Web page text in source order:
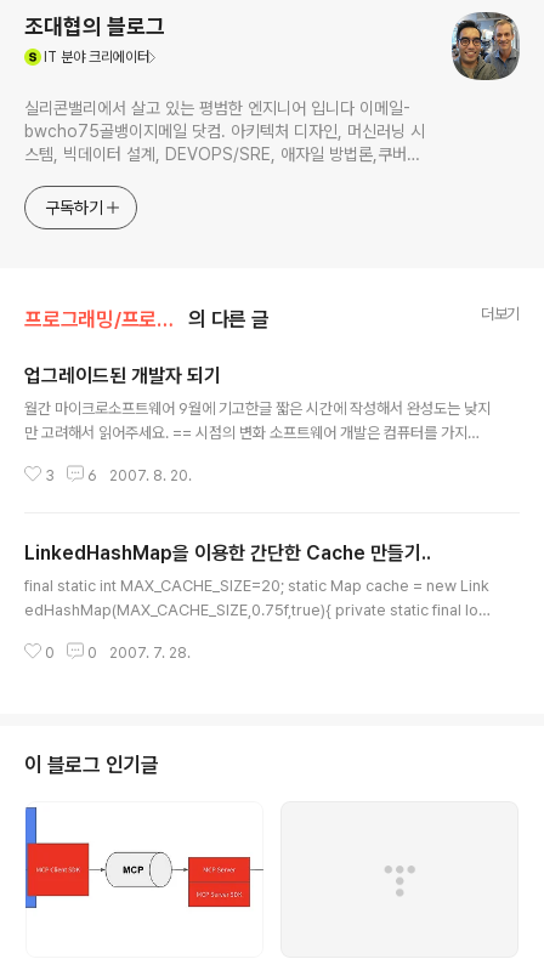
조대협의 블로그
IT 분야 크리에이터
실리콘밸리에서 살고 있는 평범한 엔지니어 입니다 이메일-
bwcho75골뱅이지메일 닷컴. 아키텍처 디자인, 머신러닝 시
스템, 빅데이터 설계, DEVOPS/SRE, 애자일 방법론,쿠버네
한 기술 멘토링과 강의 진행합니다. Linkedin :
https://www.linkedin.com/in/terrycho75/
구독하기
프로그래밍/프로그래밍팁 의 다른 글 더보기
업그레이드된 개발자 되기
월간 마이크로소프트웨어 9월에 기고한글 짧은 시간에 작성해서 완성도는 낮지
만 고려해서 읽어주세요. == 시점의 변화 소프트웨어 개발은 컴퓨터를 가지고
사람과 사람이 하는 작업이다. 소프트웨어 개발 작업을 하는 데 있어서, 기술적
금 하고 있는 일의 의미와 목적에 대해서 생각해 본적이 있는가? 모든 일에는 그
목적을 위해서 제때 적절한 사람이 해야 할 일이 있기 마련이다. 일을 하다 보면,
일에 대한 목적과 원래 의미는 잊혀지고 전혀 엉뚱한 이슈에 많은 시간을 낭비
3 6 2007. 8. 20.
LinkedHashMap을 이용한 간단한 Cache 만들기..
final static int MAX_CACHE_SIZE=20; static Map cache = new Link
edHashMap(MAX_CACHE_SIZE,0.75f,true){ private static final lon
destEntry (Map.Entry eldest) { return size() > MAX_CACHE_SIZE; }
0 0 2007. 7. 28.
이 블로그 인기글